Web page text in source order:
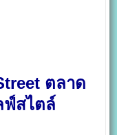
ตลาด
ฟ์สไตล์